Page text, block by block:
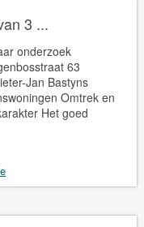
3 ...
onderzoek
63
Jan Bastyns
Omtrek en
Het goed